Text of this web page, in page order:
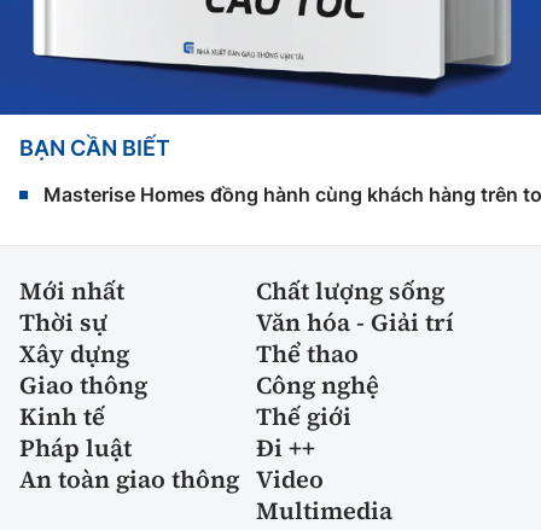
BẠN CẦN BIẾT
Masterise Homes đồng hành cùng khách hàng trên
Mới nhất
Chất lượng sống
Thời sự
Văn hóa - Giải trí
Xây dựng
Thể thao
Giao thông
Công nghệ
Kinh tế
Thế giới
Pháp luật
Đi ++
An toàn giao thông Video
Multimedia